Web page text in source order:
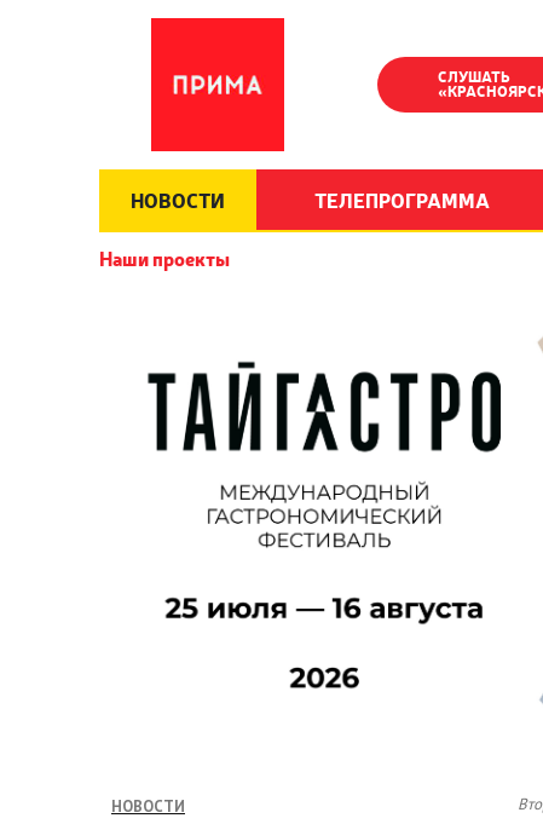
СЛУШАТЬ
НОВОСТИ ТЕЛЕПРОГРАММА
Наши проекты
НОВОСТИ